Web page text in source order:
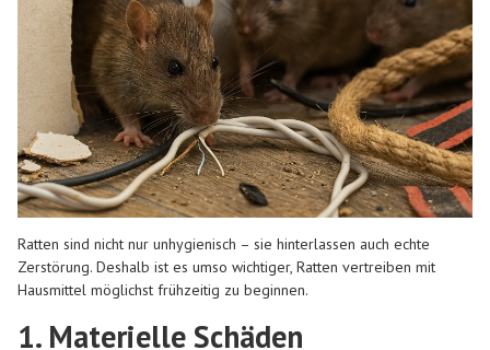
Ratten sind nicht nur unhygienisch – sie hinterlassen auch echte
Zerstörung. Deshalb ist es umso wichtiger, Ratten vertreiben mit
Hausmittel möglichst frühzeitig zu beginnen.
1. Materielle Schäden